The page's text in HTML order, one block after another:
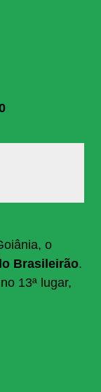
o
Brasileirão.
13ª lugar,